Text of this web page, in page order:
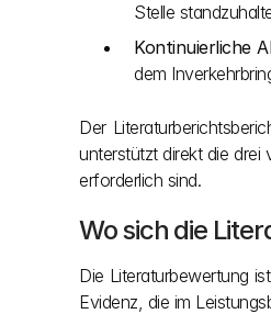
Stelle
Kontinuierliche
dem
Der
unterstützt direkt die
erforderlich sind.
Wo sich die
Die Literaturbewertung
Evidenz, die im